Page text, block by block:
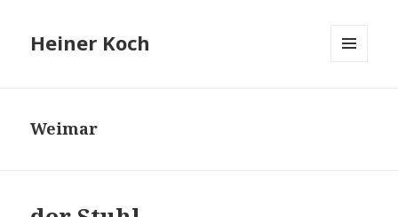
Heiner Koch
Weimar